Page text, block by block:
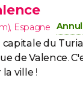
, Espagne
capitale du Turia
de Valence.
la ville !